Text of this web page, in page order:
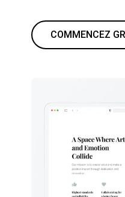
COMMENCEZ